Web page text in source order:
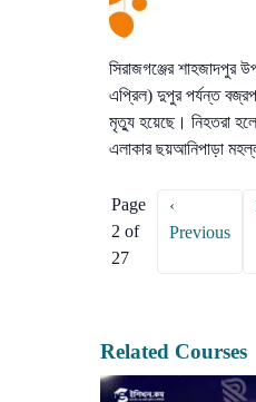
সিরাজগঞ্জের শাহজাদপুর
এপ্রিল) দুপুর পর্যন্ত
মৃত্যু হয়েছে। নিহতরা
এলাকার ছয়আনিপাড়া
Page
2 of
27
‹
Previous
Related Courses